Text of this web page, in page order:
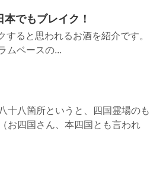
でもブレイク！
ると思われるお酒を紹介です。
ムベースの...
十八箇所というと、四国霊場のも
お四国さん、本四国とも言われ